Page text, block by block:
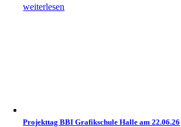
weiterlesen
Projekttag BBI Grafikschule Halle am 22.06.26